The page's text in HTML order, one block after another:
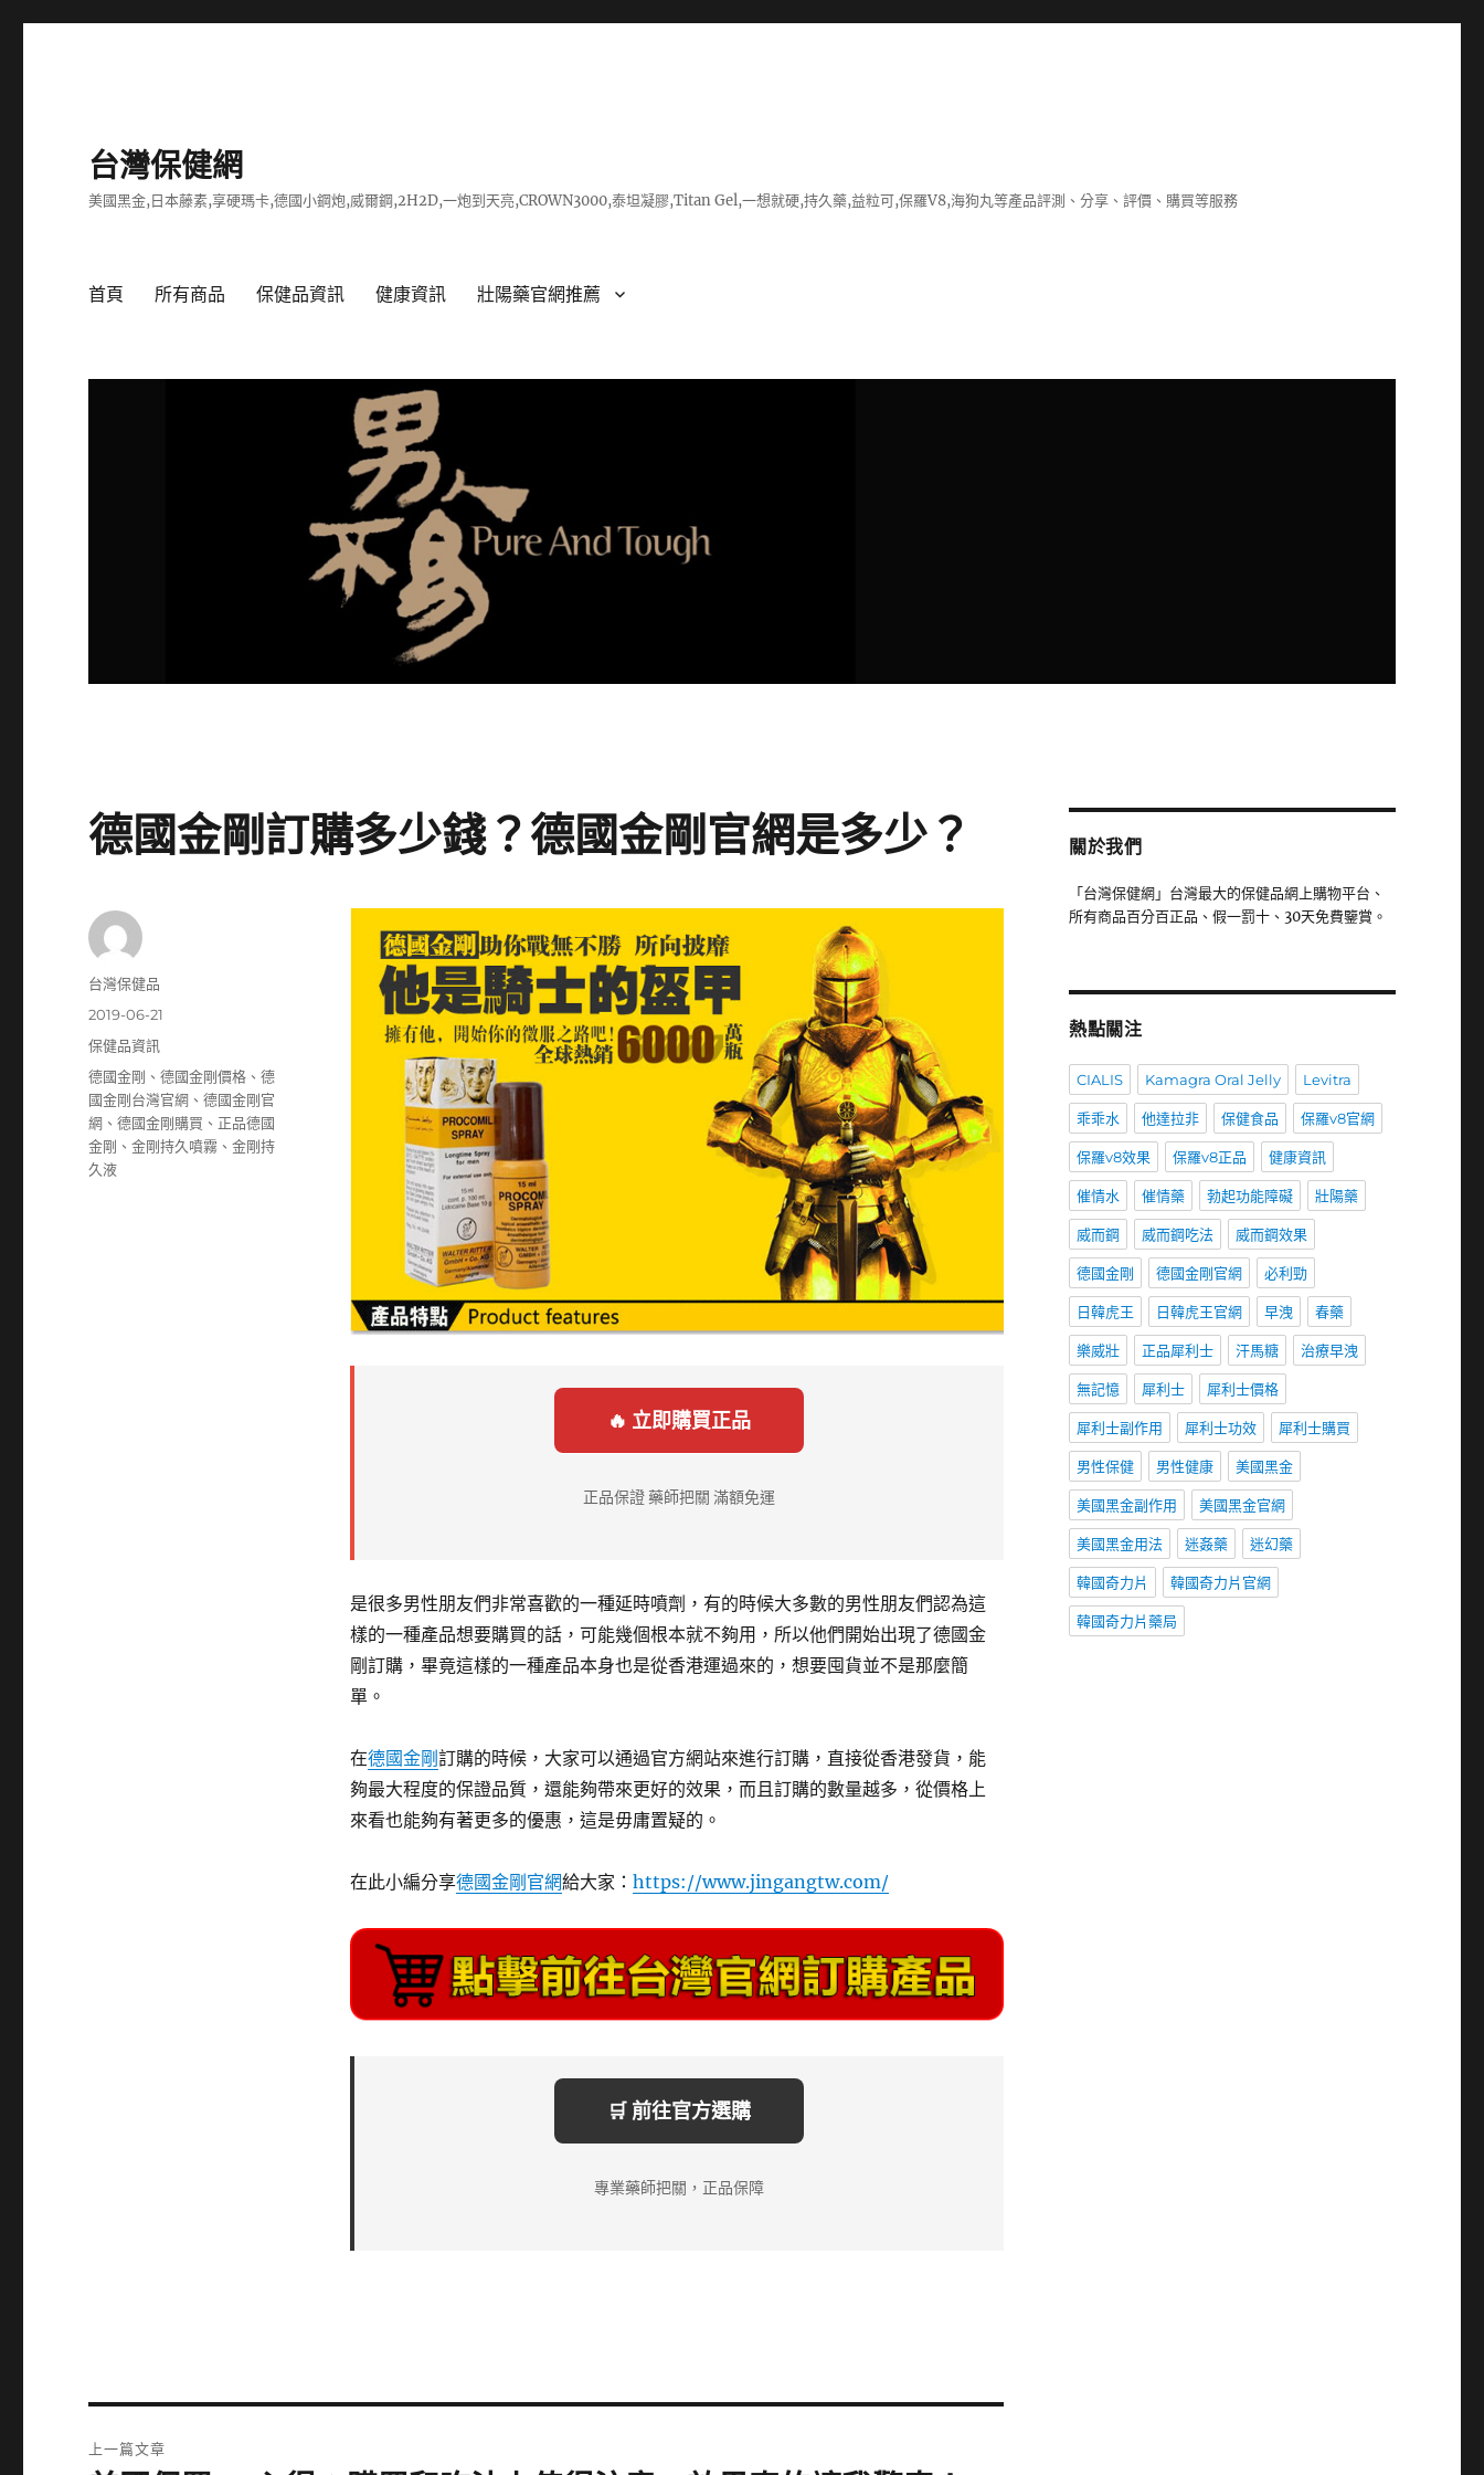
台灣保健網
美國黑金,日本藤素,享硬瑪卡,德國小鋼炮,威爾鋼,2H2D,一炮到天亮,CROWN3000,泰坦凝膠,Titan Gel,一想就硬,持久藥,益粒可,保羅V8,海狗丸等產品評測、分享、評價、購買等服務
首頁 所有商品 保健品資訊 健康資訊 壯陽藥官網推薦
德國金剛訂購多少錢？德國金剛官網是多少？
🔥 立即購買正品
正品保證 藥師把關 滿額免運
是很多男性朋友們非常喜歡的一種延時噴劑，有的時候大多數的男性朋友們認為這
樣的一種產品想要購買的話，可能幾個根本就不夠用，所以他們開始出現了德國金
剛訂購，畢竟這樣的一種產品本身也是從香港運過來的，想要囤貨並不是那麼簡
單。
在德國金剛訂購的時候，大家可以通過官方網站來進行訂購，直接從香港發貨，能
夠最大程度的保證品質，還能夠帶來更好的效果，而且訂購的數量越多，從價格上
來看也能夠有著更多的優惠，這是毋庸置疑的。
在此小編分享德國金剛官網給大家： https://www.jingangtw.com/
🛒 前往官方選購
專業藥師把關，正品保障
作
台灣保健品
發
佈
期:
2019-06-21
分
類
保健品資訊
標
籤
德國金剛 、德國金剛價格 、德
國金剛台灣官網 、德國金剛官
網 、德國金剛購買 、 正品德國
金剛 、金剛持久噴霧 、金剛持
久液
上一篇文章
關於我們
「台灣保健網」台灣最大的保健品網上購物平台、
所有商品百分百正品、假一罰十、30天免費鑒賞。
熱點關注
CIALIS Kamagra Oral Jelly Levitra
乖乖水 他達拉非 保健食品 保羅v8官網
保羅v8效果 保羅v8正品 健康資訊
催情水 催情藥 勃起功能障礙 壯陽藥
威而鋼 威而鋼吃法 威而鋼效果
德國金剛 德國金剛官網 必利勁
日韓虎王 日韓虎王官網 早洩 春藥
樂威壯 正品犀利士 汗馬糖 治療早洩
無記憶 犀利士 犀利士價格
犀利士副作用 犀利士功效 犀利士購買
男性保健 男性健康 美國黑金
美國黑金副作用 美國黑金官網
美國黑金用法 迷姦藥 迷幻藥
韓國奇力片 韓國奇力片官網
韓國奇力片藥局